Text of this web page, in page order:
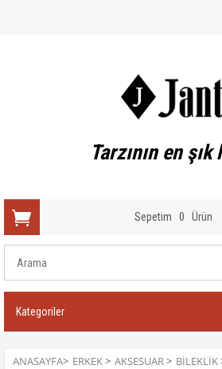
Tarzının en
Sepetim 0 Ürün
Kategoriler
ANASAYFA> ERKEK> AKSESUAR> BILEKLIK